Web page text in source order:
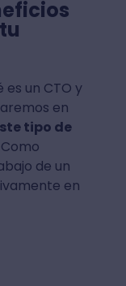
es un CTO y
en
tipo de
Como
de un
en